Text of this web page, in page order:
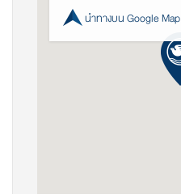
นำทางบน Google Map